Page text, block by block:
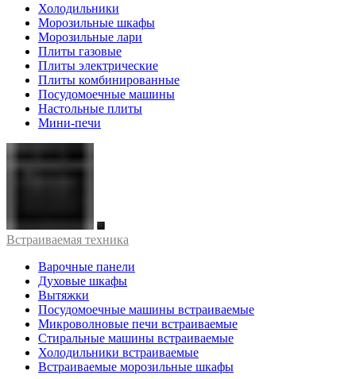
Холодильники
Морозильные шкафы
Морозильные лари
Плиты газовые
Плиты электрические
Плиты комбинированные
Посудомоечные машины
Настольные плиты
Мини-печи
Встраиваемая техника
Варочные панели
Духовые шкафы
Вытяжки
Посудомоечные машины встраиваемые
Микроволновые печи встраиваемые
Стиральные машины встраиваемые
Холодильники встраиваемые
Встраиваемые морозильные шкафы